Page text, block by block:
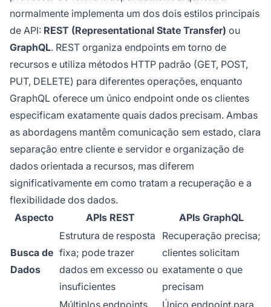
normalmente implementa um dos dois estilos principais
de API: REST (Representational State Transfer) ou
GraphQL. REST organiza endpoints em torno de
recursos e utiliza métodos HTTP padrão (GET, POST,
PUT, DELETE) para diferentes operações, enquanto
GraphQL oferece um único endpoint onde os clientes
especificam exatamente quais dados precisam. Ambas
as abordagens mantêm comunicação sem estado, clara
separação entre cliente e servidor e organização de
dados orientada a recursos, mas diferem
significativamente em como tratam a recuperação e a
flexibilidade dos dados.
Aspecto
APIs REST APIs GraphQL
Busca de
Dados
Estrutura de resposta
fixa; pode trazer
dados em excesso ou
insuficientes
Recuperação precisa;
clientes solicitam
exatamente o que
precisam
Múltiplos endpoints
Único endpoint para